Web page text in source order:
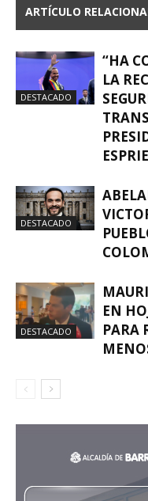
ARTÍCULO
DESTACADO
“HA
LA
DESTACADO
DESTACADO
EN
PARA